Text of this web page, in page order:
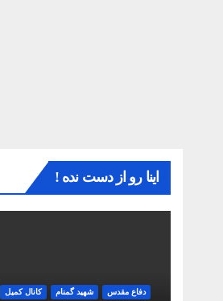
اینا رو از دست نده !
دفاع مقدس شهید گمنام کانال کمیل